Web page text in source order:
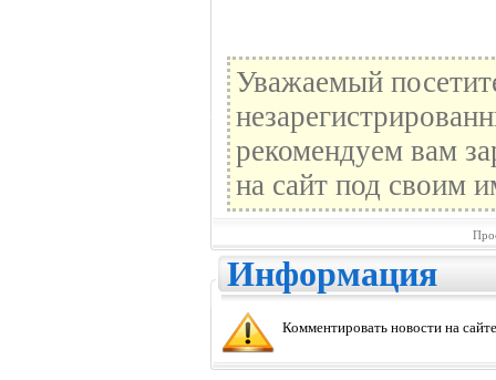
Уважаемый
рекомендуем вам
на сайт под своим
Информация
Комментировать новости на